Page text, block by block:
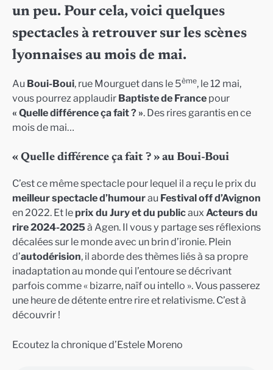
LINK
EMBED
un peu. Pour cela, voici quelques
spectacles à retrouver sur les scènes
lyonnaises au mois de mai.
Au Boui-Boui, rue Mourguet dans le 5ème, le 12 mai,
vous pourrez applaudir Baptiste de France pour
« Quelle différence ça fait ? ». Des rires garantis en ce
mois de mai…
« Quelle différence ça fait ? » au Boui-Boui
C’est ce même spectacle pour lequel il a reçu le prix du
meilleur spectacle d’humourau Festival off d’Avignon
en 2022. Et le prix du Jury et du publicaux Acteurs du
rire 2024-2025à Agen. Il vous y partage ses réflexions
décalées sur le monde avec un brin d’ironie. Plein
d’autodérision, il aborde des thèmes liés à sa propre
inadaptation au monde qui l’entoure se décrivant
parfois comme « bizarre, naïf ou intello ». Vous passerez
une heure de détente entre rire et relativisme. C’est à
découvrir !
Ecoutez la chronique d’Estele Moreno